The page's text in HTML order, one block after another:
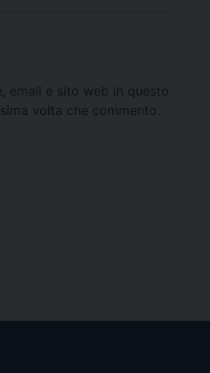
email e sito web in questo
volta che commento.